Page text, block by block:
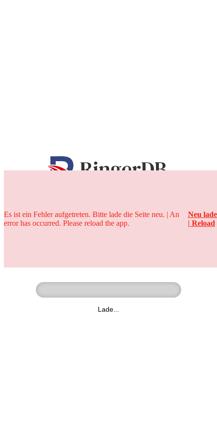
25 Jahre
Lade...
Es ist ein Fehler aufgetreten. Bitte lade die Seite neu. | An
error has occurred. Please reload the app.
Neu
| Reload